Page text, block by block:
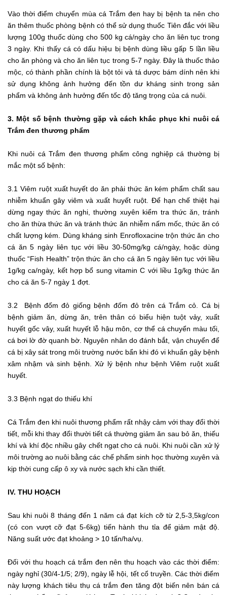
Vào thời điểm chuyển mùa cá Trắm đen hay bị bệnh ta nên cho
ăn thêm thuốc phòng bệnh có thể sử dụng thuốc Tiên đắc với liều
lượng 100g thuốc dùng cho 500 kg cá/ngày cho ăn liên tục trong
3 ngày. Khi thấy cá có dấu hiệu bị bệnh dùng liều gấp 5 lần liều
cho ăn phòng và cho ăn liên tục trong 5-7 ngày. Đây là thuốc thảo
mộc, có thành phần chính là bột tỏi và tá dược bám dính nên khi
sử dụng không ảnh hưởng đến tồn dư kháng sinh trong sản
phẩm và không ảnh hưởng đến tốc độ tăng trọng của cá nuôi.
3. Một số bệnh thường gặp và cách khắc phục khi nuôi cá
Trắm đen thương phẩm
Khi nuôi cá Trắm đen thương phẩm công nghiệp cá thường bị
mắc một số bệnh:
3.1 Viêm ruột xuất huyết do ăn phải thức ăn kém phẩm chất sau
nhiễm khuẩn gây viêm và xuất huyết ruột. Để hạn chế thiệt hại
dừng ngay thức ăn nghi, thường xuyên kiểm tra thức ăn, tránh
cho ăn thừa thức ăn và tránh thức ăn nhiễm nấm mốc, thức ăn có
chất lượng kém. Dùng kháng sinh Enrofloxacine trộn thức ăn cho
cá ăn 5 ngày liên tục với liều 30-50mg/kg cá/ngày, hoặc dùng
thuốc “Fish Health” trộn thức ăn cho cá ăn 5 ngày liên tục với liều
1g/kg ca/ngày, kết hợp bổ sung vitamin C với liều 1g/kg thức ăn
cho cá ăn 5-7 ngày 1 đợt.
3.2 Bệnh đốm đỏ giống bệnh đốm đỏ trên cá Trắm cỏ. Cá bị
bệnh giảm ăn, dừng ăn, trên thân có biểu hiện tuột vảy, xuất
huyết gốc vây, xuất huyết lỗ hậu môn, cơ thể cá chuyển màu tối,
cá bơi lờ đờ quanh bờ. Nguyên nhân do đánh bắt, vận chuyển để
cá bị xây sát trong môi trường nước bẩn khi đó vi khuẩn gây bệnh
xâm nhậm và sinh bệnh. Xử lý bệnh như bệnh Viêm ruột xuất
huyết.
3.3 Bệnh ngạt do thiếu khí
Cá Trắm đen khi nuôi thương phẩm rất nhậy cảm với thay đổi thời
tiết, mỗi khi thay đổi thười tiết cá thường giảm ăn sau bỏ ăn, thiếu
khí và khí độc nhiều gây chết ngạt cho cá nuôi. Khi nuôi cần xử lý
môi trường ao nuôi bằng các chế phẩm sinh học thường xuyên và
kịp thời cung cấp ô xy và nước sạch khi cần thiết.
IV. THU HOẠCH
Sau khi nuôi 8 tháng đến 1 năm cá đạt kích cỡ từ 2,5-3,5kg/con
(có con vượt cỡ đạt 5-6kg) tiến hành thu tỉa để giảm mật độ.
Năng suất ước đạt khoảng > 10 tấn/ha/vụ.
Đối với thu hoạch cá trắm đen nên thu hoạch vào các thời điểm:
ngày nghỉ (30/4-1/5; 2/9), ngày lễ hội, tết cổ truyền. Các thời điểm
này lượng khách tiêu thụ cá trắm đen tăng đột biến nên bán cá